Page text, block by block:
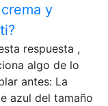
y
respuesta ,
algo de lo
antes: La
azul del tamaño